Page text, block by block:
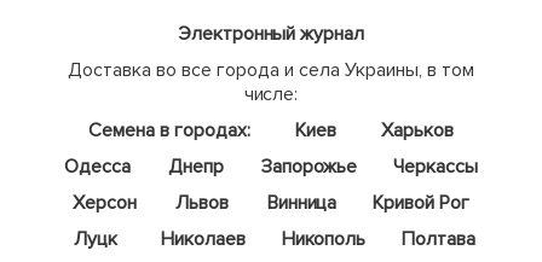
Электронный журнал
Доставка во все города и села Украины, в том
числе:
Семена в городах:
Киев
Харьков
Одесса
Днепр Запорожье
Черкассы
Херсон
Львов Винница
Кривой Рог
Луцк
Николаев Никополь
Полтава